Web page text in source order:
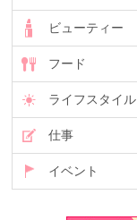
ビューティー
フード
ライフスタイル
仕事
イベント